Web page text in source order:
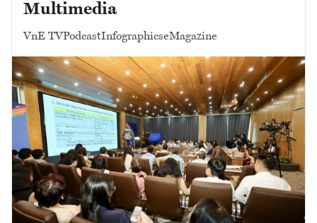
Multimedia
VnE TVPodcastInfographicseMagazine